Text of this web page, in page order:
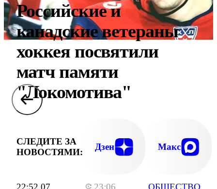
Российские и
канадские ветераны
хоккея посвятили
матч памяти
"Локомотива"
СЛЕДИТЕ ЗА
НОВОСТЯМИ:
Дзен Макс